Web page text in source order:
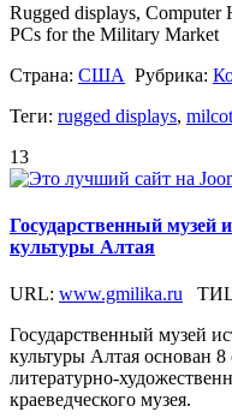
Rugged displays, Computer
PCs for the Military Market
Страна: США Рубрика:
Теги: rugged displays,
13
Государственный музей
культуры Алтая
URL: www.gmilika.ru
Государственный музей
культуры Алтая основан 8
литературно-
краеведческого музея.